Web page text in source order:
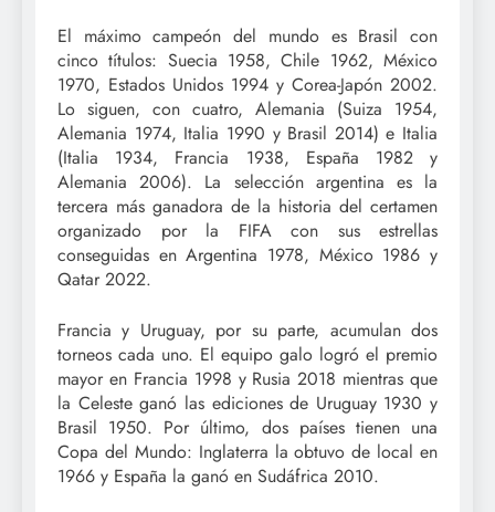
El máximo campeón del mundo es Brasil con
cinco títulos: Suecia 1958, Chile 1962, México
1970, Estados Unidos 1994 y Corea-Japón 2002.
Lo siguen, con cuatro, Alemania (Suiza 1954,
Alemania 1974, Italia 1990 y Brasil 2014) e Italia
(Italia 1934, Francia 1938, España 1982 y
Alemania 2006). La selección argentina es la
tercera más ganadora de la historia del certamen
organizado por la FIFA con sus estrellas
conseguidas en Argentina 1978, México 1986 y
Qatar 2022.
Francia y Uruguay, por su parte, acumulan dos
torneos cada uno. El equipo galo logró el premio
mayor en Francia 1998 y Rusia 2018 mientras que
la Celeste ganó las ediciones de Uruguay 1930 y
Brasil 1950. Por último, dos países tienen una
Copa del Mundo: Inglaterra la obtuvo de local en
1966 y España la ganó en Sudáfrica 2010.